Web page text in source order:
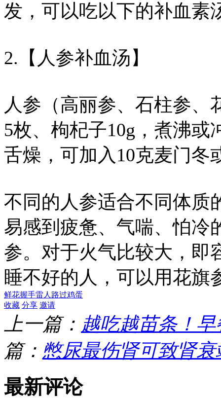
发，可以吃以下的补血素
2.【人参补血汤】
人参（高丽参、石柱参、
5枚、枸杞子10g，煮沸
舌燥，可加入10克麦门冬
不同的人参适合不同体质
易感到疲惫、气喘、怕冷
参。对于火气比较大，即
睡不好的人，可以用花旗
鲜花握手雷人 路过鸡蛋
收藏 分享 邀请
上一篇： 越吃越苗条！
篇： 憋尿最伤肾可致肾
最新评论